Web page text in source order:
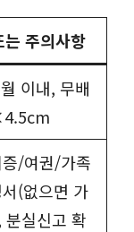
는 주의사항
이내, 무배
/여권/가족
(없으면 가
분실신고 확